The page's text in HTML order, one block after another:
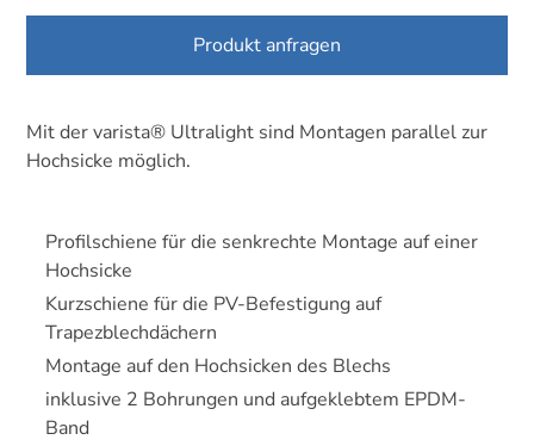
Produkt anfragen
Mit der varista® Ultralight sind Montagen parallel zur
Hochsicke möglich.
Profilschiene für die senkrechte Montage auf einer
Hochsicke
Kurzschiene für die PV-Befestigung auf
Trapezblechdächern
Montage auf den Hochsicken des Blechs
inklusive 2 Bohrungen und aufgeklebtem EPDM-
Band